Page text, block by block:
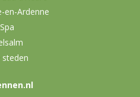
en-Ardenne
Spa
steden